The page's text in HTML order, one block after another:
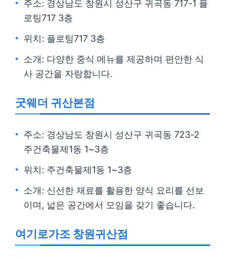
주소: 경상남도 창원시 성산구 귀곡동 717-1 플
로팅717 3층
위치: 플로팅717 3층
소개: 다양한 중식 메뉴를 제공하며 편안한 식
사 공간을 자랑합니다.
굿웨더 귀산본점
주소: 경상남도 창원시 성산구 귀곡동 723-2
주건축물제1동 1~3층
위치: 주건축물제1동 1~3층
소개: 신선한 재료를 활용한 양식 요리를 선보
이며, 넓은 공간에서 모임을 갖기 좋습니다.
여기로가조 창원귀산점